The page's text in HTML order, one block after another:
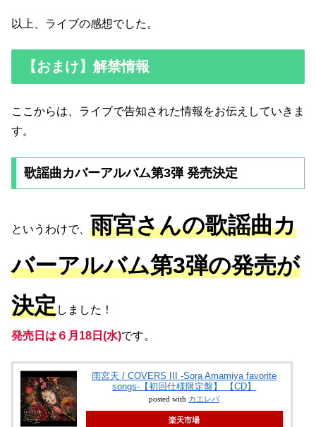
以上、ライブの感想でした。
【おまけ】解禁情報
ここからは、ライブで告知された情報をお伝えしていきま
す。
歌謡曲カバーアルバム第3弾 発売決定
というわけで、 雨宮さんの歌謡曲カ
バーアルバム第3弾の発売が
決定しました！
発売日は６月18日(水)です。
雨宮天 / COVERS III -Sora Amamiya favorite
songs-【初回仕様限定盤】 【CD】
posted with カエレバ
楽天市場